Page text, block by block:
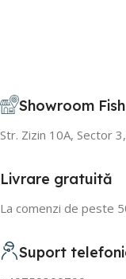
Showroom
Str. Zizin 10A, Sector
Livrare gratuită
La comenzi de peste
Suport